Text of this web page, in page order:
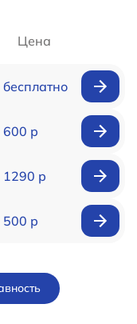
Цена
бесплатно
600 р
1290 р
500 р